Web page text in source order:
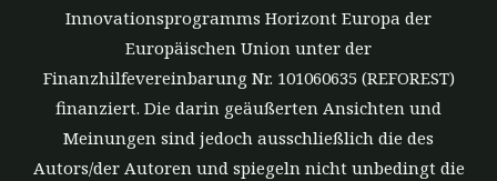
Innovationsprogramms Horizont Europa der
Europäischen Union unter der
Finanzhilfevereinbarung Nr. 101060635 (REFOREST)
finanziert. Die darin geäußerten Ansichten und
Meinungen sind jedoch ausschließlich die des
Autors/der Autoren und spiegeln nicht unbedingt die